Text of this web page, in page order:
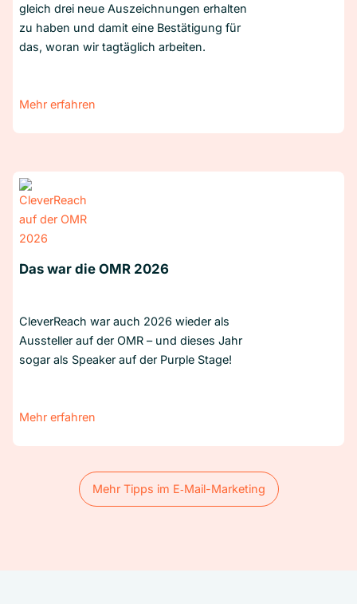
gleich drei neue Auszeichnungen erhalten
zu haben und damit eine Bestätigung für
das, woran wir tagtäglich arbeiten.
Mehr erfahren
Das war die OMR 2026
CleverReach war auch 2026 wieder als
Aussteller auf der OMR – und dieses Jahr
sogar als Speaker auf der Purple Stage!
Mehr erfahren
Mehr Tipps im E‑Mail-Marketing
Mehr Tipps im E‑Mail-Marketing